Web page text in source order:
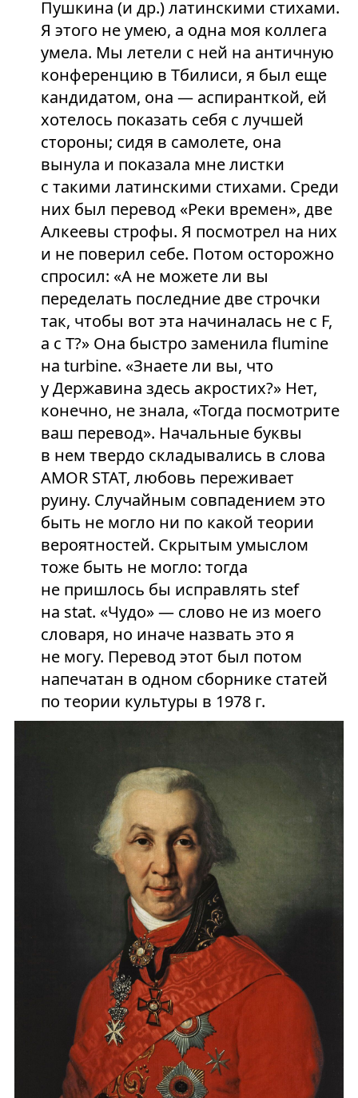
Пушкина (и др.) латинскими стихами.
Я этого не умею, а одна моя коллега
умела. Мы летели с ней на античную
конференцию в Тбилиси, я был еще
кандидатом, она — аспиранткой, ей
хотелось показать себя с лучшей
стороны; сидя в самолете, она
вынула и показала мне листки
с такими латинскими стихами. Среди
них был перевод «Реки времен», две
Алкеевы строфы. Я посмотрел на них
и не поверил себе. Потом осторожно
спросил: «А не можете ли вы
переделать последние две строчки
так, чтобы вот эта начиналась не с F,
а с Т?» Она быстро заменила flumine
на turbine. «Знаете ли вы, что
у Державина здесь акростих?» Нет,
конечно, не знала, «Тогда посмотрите
ваш перевод». Начальные буквы
в нем твердо складывались в слова
AMOR STAT, любовь переживает
руину. Случайным совпадением это
быть не могло ни по какой теории
вероятностей. Скрытым умыслом
тоже быть не могло: тогда
не пришлось бы исправлять stef
на stat. «Чудо» — слово не из моего
словаря, но иначе назвать это я
не могу. Перевод этот был потом
напечатан в одном сборнике статей
по теории культуры в 1978 г.